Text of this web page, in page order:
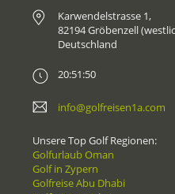
Karwendelstrasse 1,
82194 Gröbenzell
Deutschland
20:51:50
info@golfreisen1a.com
Unsere Top Golf Regionen:
Golfurlaub Oman
Golf in Zypern
Golfreise Abu Dhabi